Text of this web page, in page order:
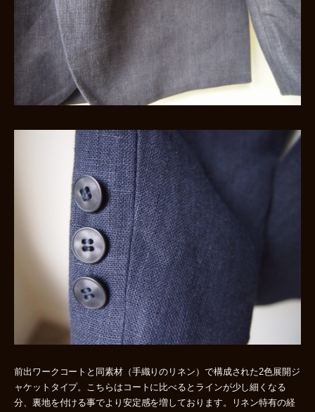
前出ワークコートと同素材（手織りのリネン）で構成された2色展開ジ
ャケットタイプ。こちらはコートに比べるとラインが少し細くなる
分、裏地を付ける事でより安定感を増しております。リネン特有の経